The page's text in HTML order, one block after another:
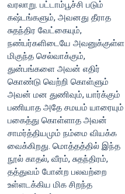
வரலாறு. பட்டாம்பூச்சி படும்
கஷ்டங்களும், அவனது தீராத
சுதந்திர வேட்கையும்,
நண்பர்களிடையே அவனுக்குள்ள
மிகுந்த செல்வாக்கும்,
துன்பங்களை அவன் எதிர்
கொண்டு வெற்றி கொள்ளும்
அவன் மன துணிவும், யார்க்கும்
பணியாத அதே சமயம் யாரையும்
பகைத்து கொள்ளாத அவன்
சாமர்த்தியமும் நம்மை வியக்க
வைக்கிறது. மொத்தத்தில் இந்த
நூல் காதல், வீரம், சுதந்திரம்,
தத்துவம் போன்ற பலவற்றை
உள்ளடக்கிய மிக சிறந்த